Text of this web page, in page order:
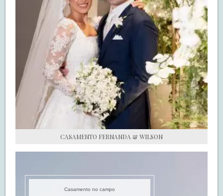
CASAMENTO FERNANDA & WILSON
Casamento no campo